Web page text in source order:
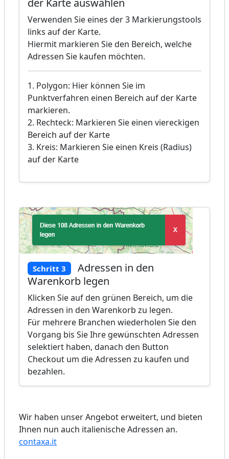
Verwenden Sie eines der 3 Markierungstools
links auf der Karte.
Hiermit markieren Sie den Bereich, welche
Adressen Sie kaufen möchten.
1. Polygon: Hier können Sie im
Punktverfahren einen Bereich auf der Karte
markieren.
2. Rechteck: Markieren Sie einen viereckigen
Bereich auf der Karte
3. Kreis: Markieren Sie einen Kreis (Radius)
auf der Karte
Schritt 3
Adressen in den
Warenkorb legen
Klicken Sie auf den grünen Bereich, um die
Adressen in den Warenkorb zu legen.
Für mehrere Branchen wiederholen Sie den
Vorgang bis Sie Ihre gewünschten Adressen
selektiert haben, danach den Button
Checkout um die Adressen zu kaufen und
bezahlen.
Wir haben unser Angebot erweitert, und bieten
Ihnen nun auch italienische Adressen an.
contaxa.it